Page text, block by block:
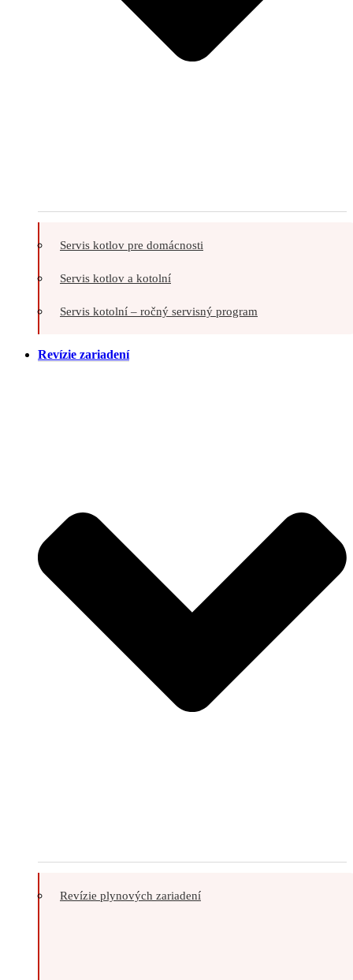
Servis kotlov pre domácnosti
Servis kotlov a kotolní
Servis kotolní – ročný servisný program
Revízie zariadení
Revízie plynových zariadení